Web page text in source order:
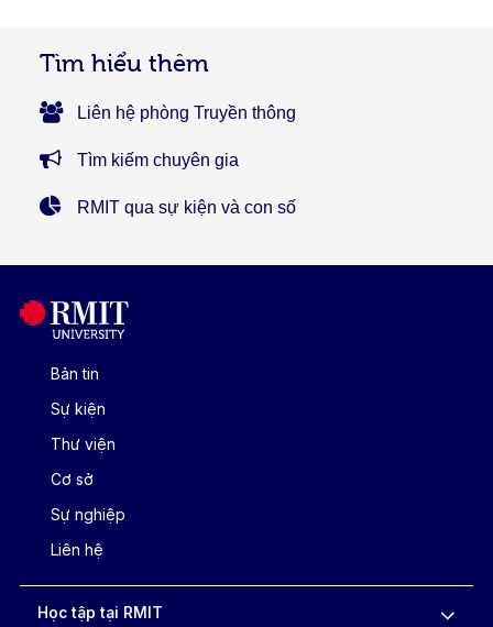
Tìm hiểu thêm
Liên hệ phòng Truyền thông
Tìm kiếm chuyên gia
RMIT qua sự kiện và con số
Bản tin
Sự kiện
Thư viện
Cơ sở
Sự nghiệp
Liên hệ
Học tập tại RMIT